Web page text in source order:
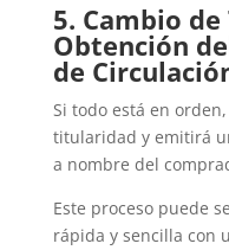
5. Cambio
Obtención
de
Si todo está en
titularidad y emitirá
a nombre del
Este proceso puede
rápida y sencilla con